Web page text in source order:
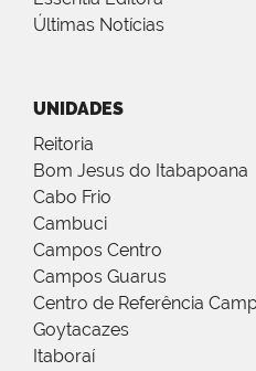
Últimas Notícias
UNIDADES
Reitoria
Bom Jesus do Itabapoana
Cabo Frio
Cambuci
Campos Centro
Campos Guarus
Centro de Referência
Goytacazes
Itaboraí